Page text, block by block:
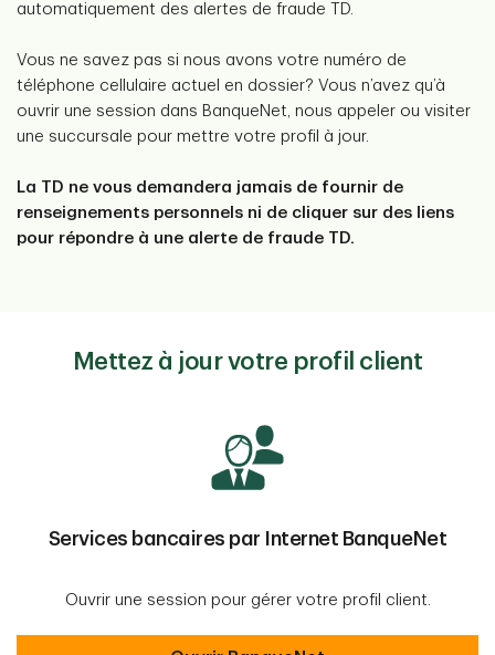
automatiquement des alertes de fraude TD.
Vous ne savez pas si nous avons votre numéro de
téléphone cellulaire actuel en dossier? Vous n’avez qu’à
ouvrir une session dans BanqueNet, nous appeler ou visiter
une succursale pour mettre votre profil à jour.
La TD ne vous demandera jamais de fournir de
renseignements personnels ni de cliquer sur des liens
pour répondre à une alerte de fraude TD.
Mettez à jour votre profil client
Services bancaires par Internet BanqueNet
Ouvrir une session pour gérer votre profil client.